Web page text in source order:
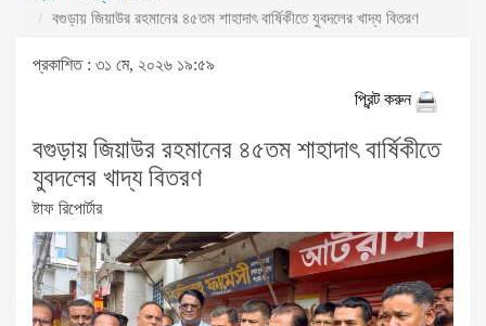
বগুড়ায় জিয়াউর রহমানের ৪৫তম শাহাদাৎ বার্ষিকীতে যুবদলের খাদ্য বিতরণ
প্রকাশিত : ৩১ মে, ২০২৬ ১৯:৫৯
প্রিন্ট করুন
বগুড়ায় জিয়াউর রহমানের ৪৫তম শাহাদাৎ বার্ষিকীতে
যুবদলের খাদ্য বিতরণ
ষ্টাফ রিপোর্টার